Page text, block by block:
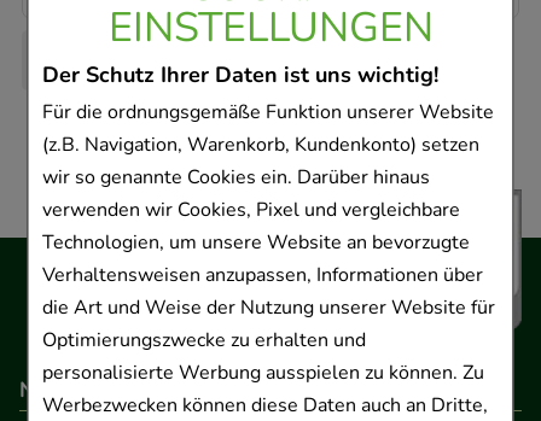
EINSTELLUNGEN
Der Schutz Ihrer Daten ist uns wichtig!
Für die ordnungsgemäße Funktion unserer Website
(z.B. Navigation, Warenkorb, Kundenkonto) setzen
wir so genannte Cookies ein. Darüber hinaus
verwenden wir Cookies, Pixel und vergleichbare
Technologien, um unsere Website an bevorzugte
Verhaltensweisen anzupassen, Informationen über
die Art und Weise der Nutzung unserer Website für
Optimierungszwecke zu erhalten und
personalisierte Werbung ausspielen zu können. Zu
Werbezwecken können diese Daten auch an Dritte,
Navigation